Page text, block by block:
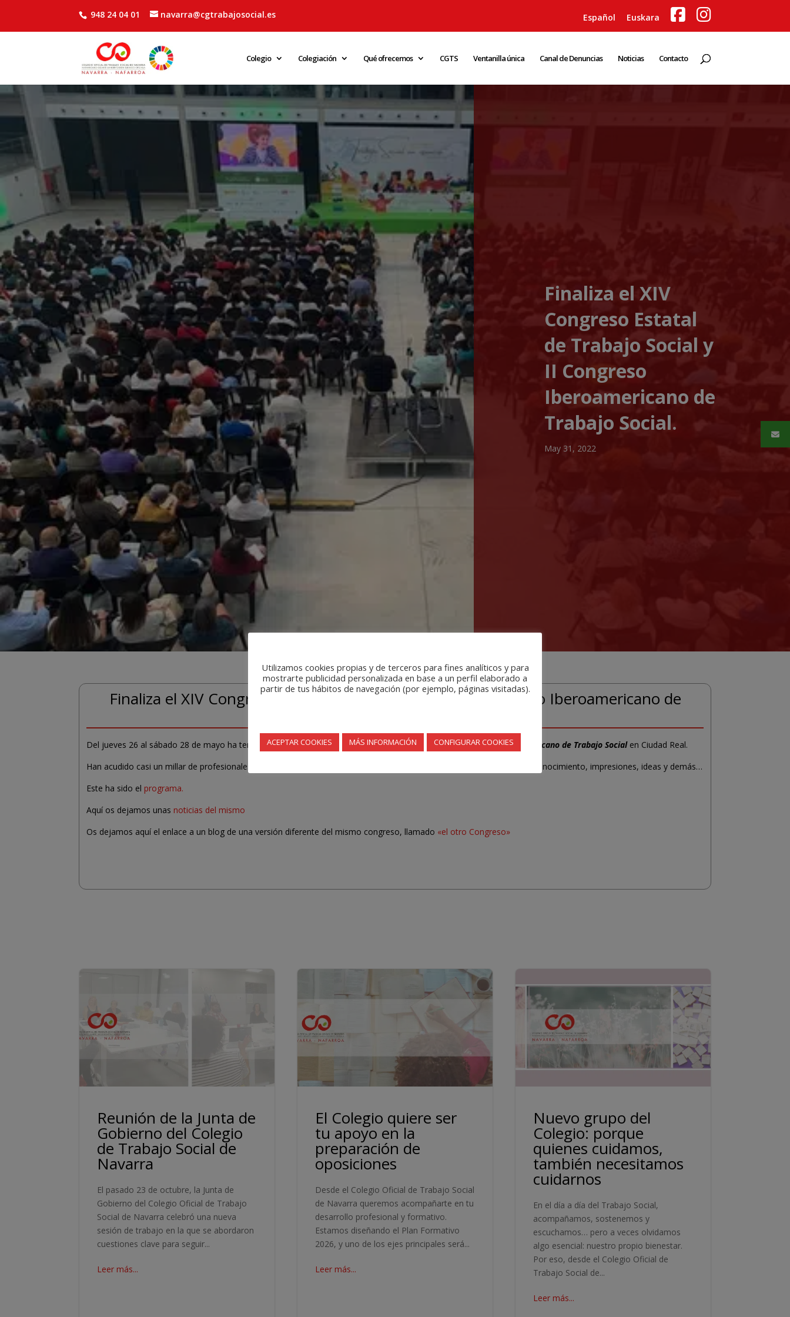
948 24 04 01 navarra@cgtrabajosocial.es Español Euskara
Colegio Colegiación Qué ofrecemos CGTS Ventanilla única Canal de Denuncias Noticias Contacto
Finaliza el XIV
Congreso Estatal
de Trabajo Social y
II Congreso
Iberoamericano de
Trabajo Social.
May 31, 2022
Finaliza el XIV Congreso Estatal de Trabajo Social y II Congreso Iberoamericano de
Del jueves 26 al sábado 28 de mayo ha tenido lugar elXIV Congreso Estatal de Trabajo Social y II Congreso Iberoamericano de Trabajo Social en Ciudad Real.
Han acudido casi un millar de profesionales de toda España en el que han podido escuchar, compartir e intercambiar conocimiento, impresiones, ideas y demás…
Este ha sido el programa.
Aquí os dejamos unas noticias del mismo
Os dejamos aquí el enlace a un blog de una versión diferente del mismo congreso, llamado «el otro Congreso»
Reunión de la Junta de
Gobierno del Colegio
de Trabajo Social de
Navarra
El pasado 23 de octubre, la Junta de
Gobierno del Colegio Oficial de Trabajo
Social de Navarra celebró una nueva
sesión de trabajo en la que se abordaron
cuestiones clave para seguir...
Leer más...
El Colegio quiere ser
tu apoyo en la
preparación de
oposiciones
Desde el Colegio Oficial de Trabajo Social
de Navarra queremos acompañarte en tu
desarrollo profesional y formativo.
Estamos diseñando el Plan Formativo
2026, y uno de los ejes principales será...
Leer más...
Nuevo grupo del
Colegio: porque
quienes cuidamos,
también necesitamos
cuidarnos
En el día a día del Trabajo Social,
acompañamos, sostenemos y
escuchamos… pero a veces olvidamos
algo esencial: nuestro propio bienestar.
Por eso, desde el Colegio Oficial de
Trabajo Social de...
Leer más...
Utilizamos cookies propias y de terceros para fines analíticos y para
mostrarte publicidad personalizada en base a un perfil elaborado a
partir de tus hábitos de navegación (por ejemplo, páginas visitadas).
ACEPTAR COOKIES MÁS INFORMACIÓN CONFIGURAR COOKIES